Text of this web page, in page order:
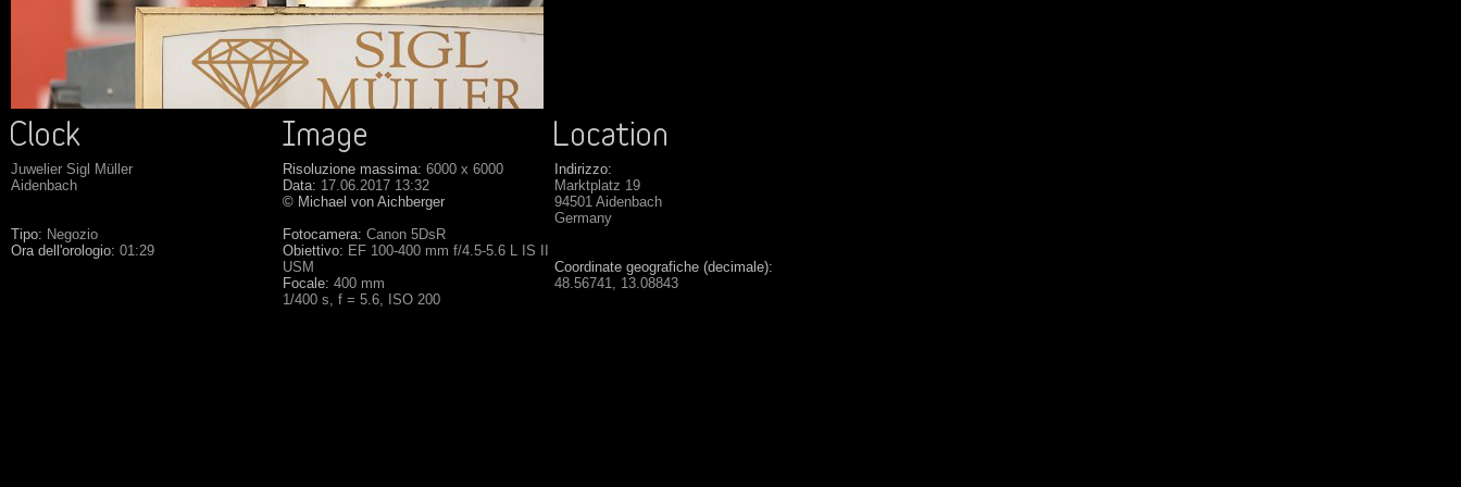
Juwelier Sigl Müller
Aidenbach
Tipo: Negozio
Ora dell'orologio: 01:29
Risoluzione massima: 6000 x 6000
Data: 17.06.2017 13:32
© Michael von Aichberger
Fotocamera: Canon 5DsR
Obiettivo: EF 100-400 mm f/4.5-5.6 L IS II
USM
Focale: 400 mm
1/400 s, f = 5.6, ISO 200
Indirizzo:
Marktplatz 19
94501 Aidenbach
Germany
Coordinate geografiche (decimale):
48.56741, 13.08843